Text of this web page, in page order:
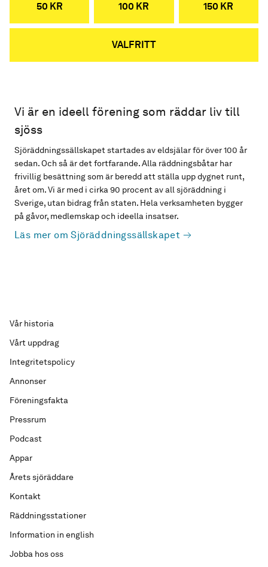
50 KR 100 KR 150 KR
VALFRITT
Vi är en ideell förening som räddar liv till
sjöss
Sjöräddningssällskapet startades av eldsjälar för över 100 år
sedan. Och så är det fortfarande. Alla räddningsbåtar har
frivillig besättning som är beredd att ställa upp dygnet runt,
året om. Vi är med i cirka 90 procent av all sjöräddning i
Sverige, utan bidrag från staten. Hela verksamheten bygger
på gåvor, medlemskap och ideella insatser.
Läs mer om Sjöräddningssällskapet
Vår historia
Vårt uppdrag
Integritetspolicy
Annonser
Föreningsfakta
Pressrum
Podcast
Appar
Årets sjöräddare
Kontakt
Räddningsstationer
Information in english
Jobba hos oss